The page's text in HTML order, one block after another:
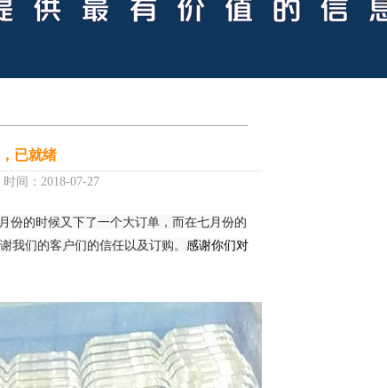
已就绪
时间：2018-07-27
我们的客户们的信任以及订购。 感谢你们对